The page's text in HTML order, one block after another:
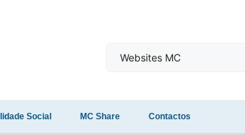
Social MC Share Contactos